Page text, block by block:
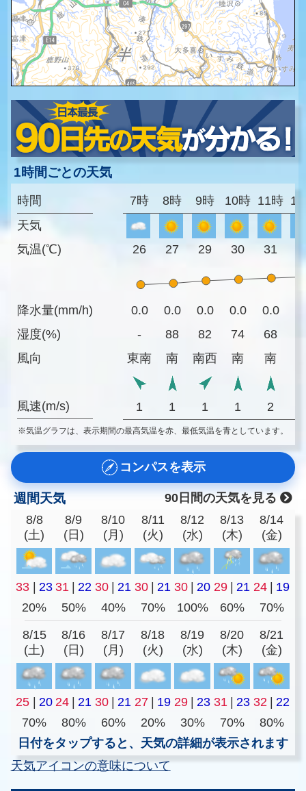
1時間ごとの天気
時間
天気
気温(℃)
降水量(mm/h)
湿度(%)
風向
風速(m/s)
7時 8時 9時 10時 11時
26 27 29 30 31
0.0 0.0 0.0 0.0 0.0
-
88 82 74 68
東南
南 南西 南 南
1 1 1 1 2
※気温グラフは、表示期間の最高気温を赤、最低気温を青としています。
コンパスを表示
週間天気
90日間の天気を見る
8/8
(土)
8/9
(日)
8/10
(月)
8/11
(火)
8/12
(水)
8/13
(木)
8/14
(金)
33 | 23 31 | 22 30 | 21 30 | 21 30 | 20 29 | 21 24 | 19
20%
50% 40% 70% 100% 60% 70%
8/15
(土)
8/16
(日)
8/17
(月)
8/18
(火)
8/19
(水)
8/20
(木)
8/21
(金)
25 | 20 24 | 21 30 | 21 27 | 19 29 | 23 31 | 23 32 | 22
70%
80% 60% 20% 30% 70%
80%
日付をタップすると、天気の詳細が表示されます
天気アイコンの意味について